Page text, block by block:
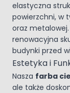
elastyczna
powierzchni, w
oraz
renowacyjna
budynki przed
Estetyka i
Nasza farba
ale także